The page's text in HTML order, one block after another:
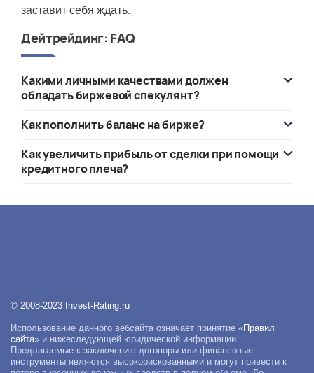
заставит себя ждать.
Дейтрейдинг: FAQ
Какими личными качествами должен
обладать биржевой спекулянт?
Как пополнить баланс на бирже?
Как увеличить прибыль от сделки при помощи
кредитного плеча?
© 2008-2023 Invest-Rating.ru
Использование данного вебсайта означает принятие «Правил
сайта» и нижеследующей юридической информации.
Предлагаемые к заключению договоры или финансовые
инструменты являются высокорискованными и могут привести к